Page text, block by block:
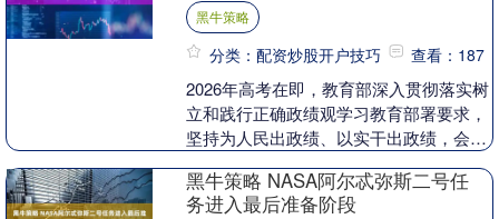
黑牛策略
分类：配资炒股开户技巧 查看：187
2026年高考在即，教育部深入贯彻落实树
立和践行正确政绩观学习教育部署要求，
坚持为人民出政绩、以实干出政绩，会同
网信、公安等部门部署开展“2026年高考
护航行动....
黑牛策略 NASA阿尔忒弥斯二号任
务进入最后准备阶段